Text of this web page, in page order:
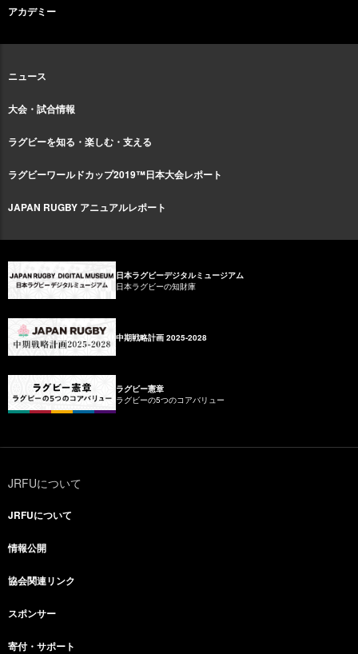
アカデミー
ニュース
大会・試合情報
ラグビーを知る・楽しむ・支える
ラグビーワールドカップ2019™日本大会レポート
JAPAN RUGBY アニュアルレポート
日本ラグビーデジタルミュージアム
日本ラグビーの知財庫
中期戦略計画 2025-2028
ラグビー憲章
ラグビーの5つのコアバリュー
JRFUについて
JRFUについて
情報公開
協会関連リンク
スポンサー
寄付・サポート